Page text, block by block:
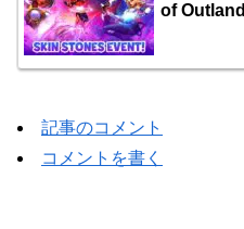
of Outland
記事のコメント
コメントを書く